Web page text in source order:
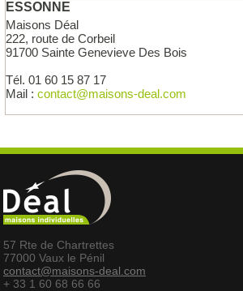
ESSONNE
Maisons Déal
222, route de Corbeil
91700 Sainte Genevieve Des Bois
Tél. 01 60 15 87 17
Mail : contact@maisons-deal.com
57 Rte de Chartrettes
77000 Vaux le Pénil
contact@maisons-deal.com
+ 33 1 60 68 66 66